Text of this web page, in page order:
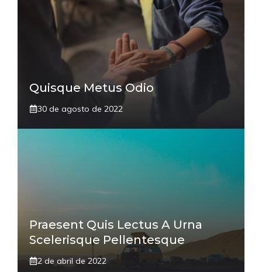
Quisque Metus Odio
30 de agosto de 2022
Praesent Quis Lectus A Urna
Scelerisque Pellentesque
2 de abril de 2022